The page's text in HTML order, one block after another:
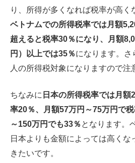
り、所得が多くなれば税率が高く
ベトナムでの所得税率では月額
超えると税率30％になり、月額
円）以上では35％になります。さ
人の所得税対象になりますので注
ちなみに 日本の所得税率では月
率20％、月額57万円～75万円で
～150万円でも33％ となります。
日本よりも金額によっては高くな
きたいです。